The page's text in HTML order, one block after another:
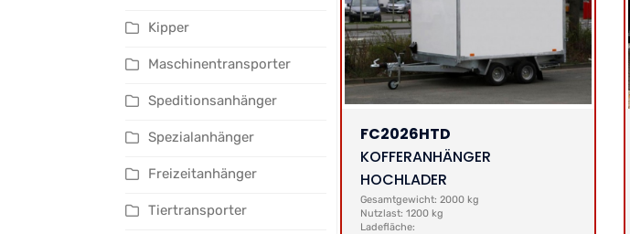
Kipper
Maschinentransporter
Speditionsanhänger
Spezialanhänger
Freizeitanhänger
Tiertransporter
FC2026HTD
KOFFERANHÄNGER
HOCHLADER
Gesamtgewicht: 2000 kg
Nutzlast: 1200 kg
Ladefläche: